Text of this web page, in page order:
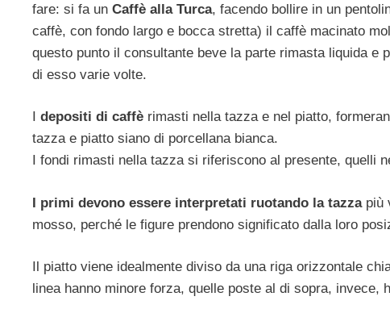
fare: si fa un Caffè alla Turca, facendo bollire in un
caffè, con fondo largo e bocca stretta) il caffè macinato
questo punto il consultante beve la parte rimasta liquida e
di esso varie volte.
depositi di caffè rimasti nella tazza e nel piatto,
tazza e piatto siano di porcellana bianca.
I fondi rimasti nella tazza si riferiscono al presente, quelli
I primi devono essere interpretati ruotando la tazza più
mosso, perché le figure prendono significato dalla loro
Il piatto viene idealmente diviso da una riga orizzontale
linea hanno minore forza, quelle poste al di sopra, invece,